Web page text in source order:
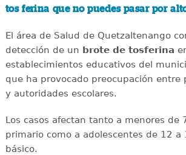
tos ferina que no puedes pasar por
El área de Salud de Quetzaltenango
detección de un brote de tosferina
establecimientos educativos del
que ha provocado preocupación entre
y autoridades escolares.
Los casos afectan tanto a menores de
primario como a adolescentes de 12 a
básico.